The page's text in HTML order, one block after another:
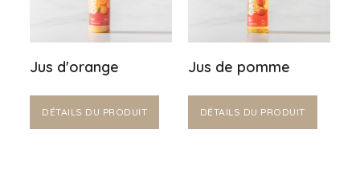
Jus d'orange
DÉTAILS DU PRODUIT
Jus de pomme
DÉTAILS DU PRODUIT